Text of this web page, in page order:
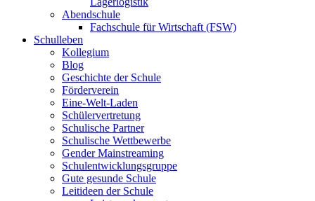
Abendschule
Fachschule für Wirtschaft (FSW)
Schulleben
Kollegium
Blog
Geschichte der Schule
Förderverein
Eine-Welt-Laden
Schülervertretung
Schulische Partner
Schulische Wettbewerbe
Gender Mainstreaming
Schulentwicklungsgruppe
Gute gesunde Schule
Leitideen der Schule